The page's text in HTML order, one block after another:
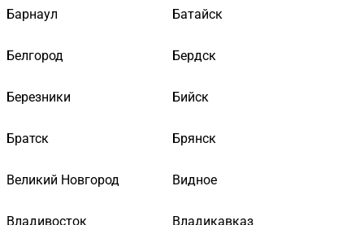
Барнаул Батайск
Белгород Бердск
Березники Бийск
Братск Брянск
Великий Новгород Видное
Владивосток Владикавказ